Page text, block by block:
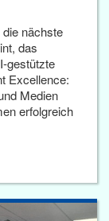
nächste
das
gestützte
Excellence:
Medien
erfolgreich